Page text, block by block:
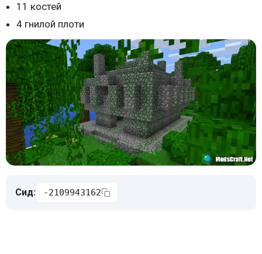
11 костей
4 гнилой плоти
Сид: -2109943162